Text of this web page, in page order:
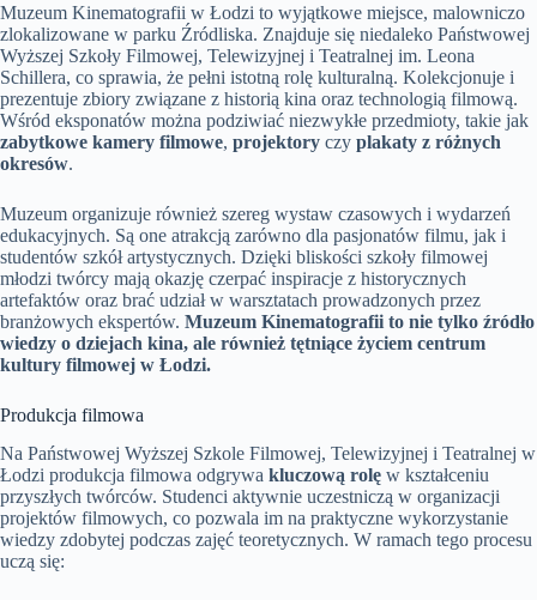
Muzeum Kinematografii w Łodzi to wyjątkowe miejsce, malowniczo
zlokalizowane w parku Źródliska. Znajduje się niedaleko Państwowej
Wyższej Szkoły Filmowej, Telewizyjnej i Teatralnej im. Leona
Schillera, co sprawia, że pełni istotną rolę kulturalną. Kolekcjonuje i
prezentuje zbiory związane z historią kina oraz technologią filmową.
Wśród eksponatów można podziwiać niezwykłe przedmioty, takie jak
zabytkowe kamery filmowe, projektory czy plakaty z różnych
okresów.
Muzeum organizuje również szereg wystaw czasowych i wydarzeń
edukacyjnych. Są one atrakcją zarówno dla pasjonatów filmu, jak i
studentów szkół artystycznych. Dzięki bliskości szkoły filmowej
młodzi twórcy mają okazję czerpać inspiracje z historycznych
artefaktów oraz brać udział w warsztatach prowadzonych przez
branżowych ekspertów. Muzeum Kinematografii to nie tylko źródło
wiedzy o dziejach kina, ale również tętniące życiem centrum
kultury filmowej w Łodzi.
Produkcja filmowa
Na Państwowej Wyższej Szkole Filmowej, Telewizyjnej i Teatralnej w
Łodzi produkcja filmowa odgrywa kluczową rolę w kształceniu
przyszłych twórców. Studenci aktywnie uczestniczą w organizacji
projektów filmowych, co pozwala im na praktyczne wykorzystanie
wiedzy zdobytej podczas zajęć teoretycznych. W ramach tego procesu
uczą się: